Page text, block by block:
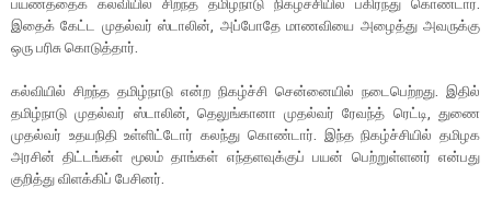
இதைக் கேட்ட முதல்வர் ஸ்டாலின், அப்போதே மாணவியை அழைத்து அவருக்கு
ஒரு பரிசு கொடுத்தார்.
கல்வியில் சிறந்த தமிழ்நாடு என்ற நிகழ்ச்சி சென்னையில் நடைபெற்றது. இதில்
தமிழ்நாடு முதல்வர் ஸ்டாலின், தெலுங்கானா முதல்வர் ரேவந்த் ரெட்டி, துணை
முதல்வர் உதயநிதி உள்ளிட்டோர் கலந்து கொண்டார். இந்த நிகழ்ச்சியில் தமிழக
அரசின் திட்டங்கள் மூலம் தாங்கள் எந்தளவுக்குப் பயன் பெற்றுள்ளனர் என்பது
குறித்து விளக்கிப் பேசினர்.